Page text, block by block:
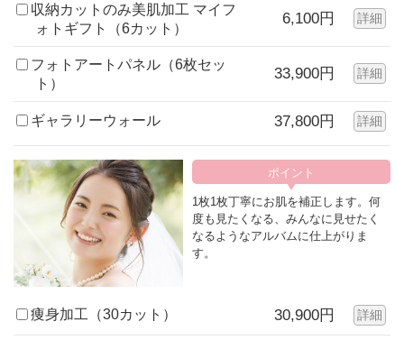
収納カットのみ美肌加工 マイフ
ォトギフト（6カット）
6,100円 詳細
フォトアートパネル（6枚セッ
ト）
33,900円 詳細
ギャラリーウォール 37,800円 詳細
1枚1枚丁寧にお肌を補正します。何
度も見たくなる、みんなに見せたく
なるようなアルバムに仕上がりま
す。
痩身加工（30カット） 30,900円 詳細